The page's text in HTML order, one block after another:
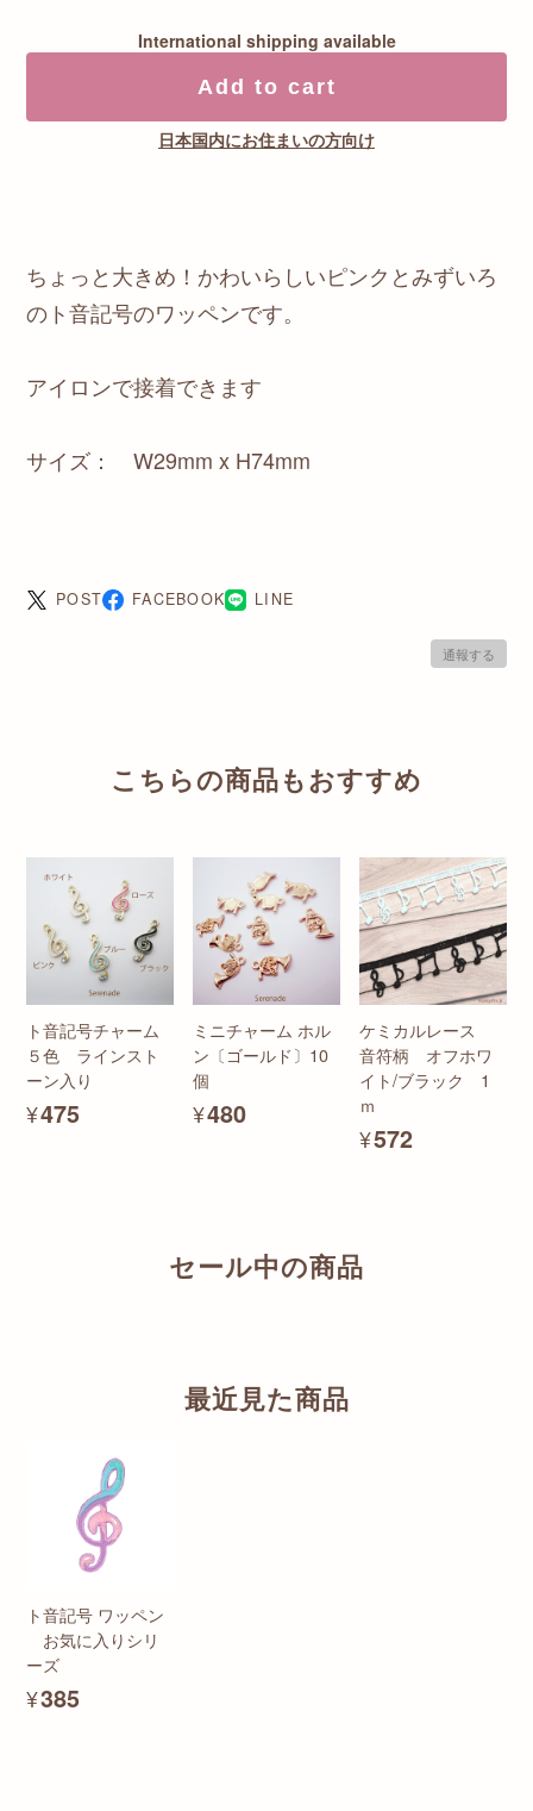
International shipping available
Add to cart
日本国内にお住まいの方向け
ちょっと大きめ！かわいらしいピンクとみずいろ
のト音記号のワッペンです。
アイロンで接着できます
サイズ： W29mm x H74mm
POST FACEBOOK LINE
通報する
こちらの商品もおすすめ
ト音記号チャーム
５色 ラインスト
ーン入り
¥475
ミニチャーム ホル
ン〔ゴールド〕10
個
¥480
ケミカルレース
音符柄 オフホワ
イト/ブラック 1
ｍ
¥572
セール中の商品
最近見た商品
ト音記号 ワッペン
お気に入りシリ
ーズ
¥385